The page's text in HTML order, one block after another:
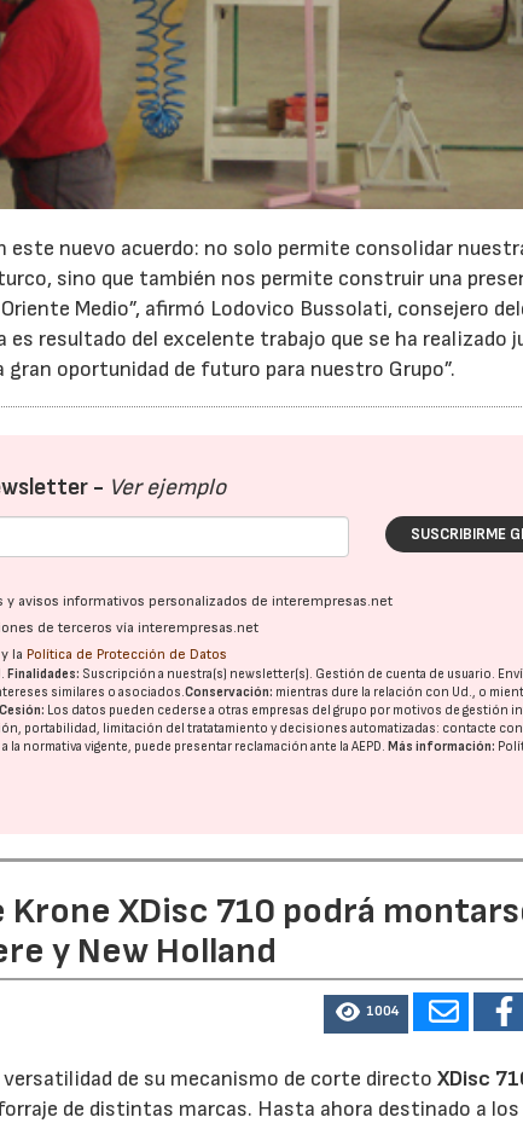
nuevo acuerdo: no solo permite consolidar
sino que también nos permite construir una
Medio”, afirmó Lodovico Bussolati, consejero
es resultado del excelente trabajo que se ha realizado
oportunidad de futuro para nuestro Grupo”.
- Ver ejemplo
SUSCRIBIRME
avisos informativos personalizados de interempresas.net
de terceros vía interempresas.net
y la Política de Protección de Datos
Finalidades: Suscripción a nuestra(s) newsletter(s). Gestión de cuenta de usuario.
similares o asociados.Conservación: mientras dure la relación con Ud., o
Cesión: Los datos pueden cederse a otras empresas del grupo por motivos de gestión
portabilidad, limitación del tratatamiento y decisiones automatizadas: contacte con
la normativa vigente, puede presentar reclamación ante laAEPD. Más información:
XDisc 710 podrá
y New Holland
1004
versatilidad de su mecanismo de corte directoXDisc
de distintas marcas. Hasta ahora destinado a los
23/07/2026